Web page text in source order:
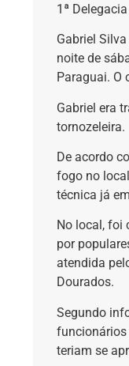
1ª
Gabriel
noite de
Paraguai. O
Gabriel era
tornozeleira.
De acordo
fogo no
técnica já
No local, foi
por
atendida
Dourados.
Segundo
funcionários
teriam se